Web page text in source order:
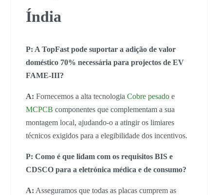
Índia
P: A TopFast pode suportar a adição de valor
doméstico 70% necessária para projectos de EV
FAME-III?
A: Fornecemos a alta tecnologia Cobre pesado e
MCPCB componentes que complementam a sua
montagem local, ajudando-o a atingir os limiares
técnicos exigidos para a elegibilidade dos incentivos.
P: Como é que lidam com os requisitos BIS e
CDSCO para a eletrónica médica e de consumo?
A: Asseguramos que todas as placas cumprem as